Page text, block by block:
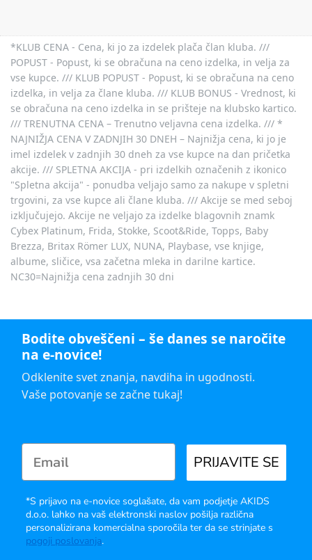
*KLUB CENA - Cena, ki jo za izdelek plača član kluba. ///
POPUST - Popust, ki se obračuna na ceno izdelka, in velja za
vse kupce. /// KLUB POPUST - Popust, ki se obračuna na ceno
izdelka, in velja za člane kluba. /// KLUB BONUS - Vrednost, ki
se obračuna na ceno izdelka in se prišteje na klubsko kartico.
/// TRENUTNA CENA – Trenutno veljavna cena izdelka. /// *
NAJNIŽJA CENA V ZADNJIH 30 DNEH – Najnižja cena, ki jo je
imel izdelek v zadnjih 30 dneh za vse kupce na dan pričetka
akcije. /// SPLETNA AKCIJA - pri izdelkih označenih z ikonico
"Spletna akcija" - ponudba veljajo samo za nakupe v spletni
trgovini, za vse kupce ali člane kluba. /// Akcije se med seboj
izključujejo. Akcije ne veljajo za izdelke blagovnih znamk
Cybex Platinum, Frida, Stokke, Scoot&Ride, Topps, Baby
Brezza, Britax Römer LUX, NUNA, Playbase, vse knjige,
albume, sličice, vsa začetna mleka in darilne kartice.
NC30=Najnižja cena zadnjih 30 dni
Bodite obveščeni – še danes se naročite
na e-novice!
Odklenite svet znanja, navdiha in ugodnosti.
Vaše potovanje se začne tukaj!
PRIJAVITE SE
*S prijavo na e-novice soglašate, da vam podjetje AKIDS
d.o.o. lahko na vaš elektronski naslov pošilja različna
personalizirana komercialna sporočila ter da se strinjate s
pogoji poslovanja.